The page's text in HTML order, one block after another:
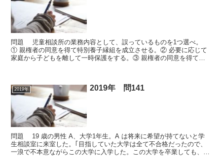
問題 児童相談所の業務内容として、誤っているものを1つ選べ。
① 親権者の同意を得て特別養子縁組を成立させる。② 必要に応じて
家庭から子どもを離して一時保護をする。③ 親権者の同意を得て児
2019年 2019年 問141
問題 19 歳の男性 A、大学1年生。A は将来に希望が持てないと学
生相談室に来室した。｢目指していた大学は全て不合格だったので、
一浪で不本意ながらこの大学に入学した。この大学を卒業しても、名